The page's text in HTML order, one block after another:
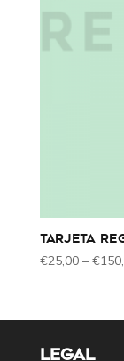
TARJETA
€25,00– €
LEGAL